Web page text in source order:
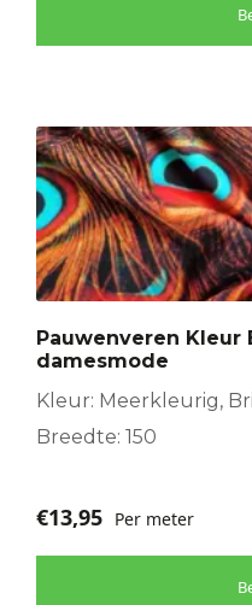
Pauwenveren Kleur
damesmode
Kleur: Meerkleurig,
Breedte: 150
€13,95 Per meter